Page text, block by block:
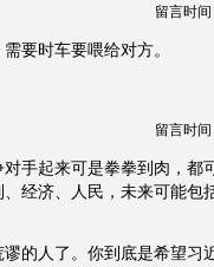
留言时间
要时车要喂给对方。
留言时间
对手起来可是拳拳到肉，都
经济、人民，未来可能包
的人了。你到底是希望习